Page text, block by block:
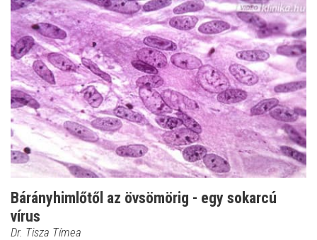
Bárányhimlőtől az övsömörig - egy sokarcú
vírus
Dr. Tisza Tímea